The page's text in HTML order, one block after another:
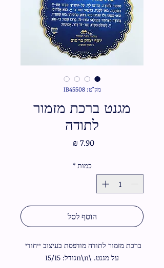
מק"ט: IB45508
מגנט ברכת מזמור
לתודה
‏7.90 ‏₪
כמות *
הוסף לסל
על מגנט. \n\nגודל: 15/15